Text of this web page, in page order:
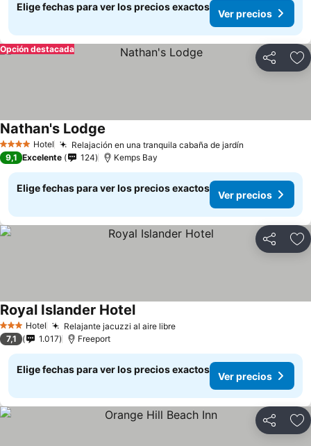
Elige fechas para ver los precios exactos
Ver precios
Compartir
Opción destacada
4 EstrellasHotel Relajación en una tranquila cabaña de jardín
Nathan's Lodge
9,1 Excelente 124 Kemps Bay
Elige fechas para ver los precios exactos
Ver precios
Compartir
3 Estrellas
Hotel Relajante jacuzzi al aire libre
Royal Islander Hotel
7,1 1.017 Freeport
Elige fechas para ver los precios exactos
Ver precios
Compartir